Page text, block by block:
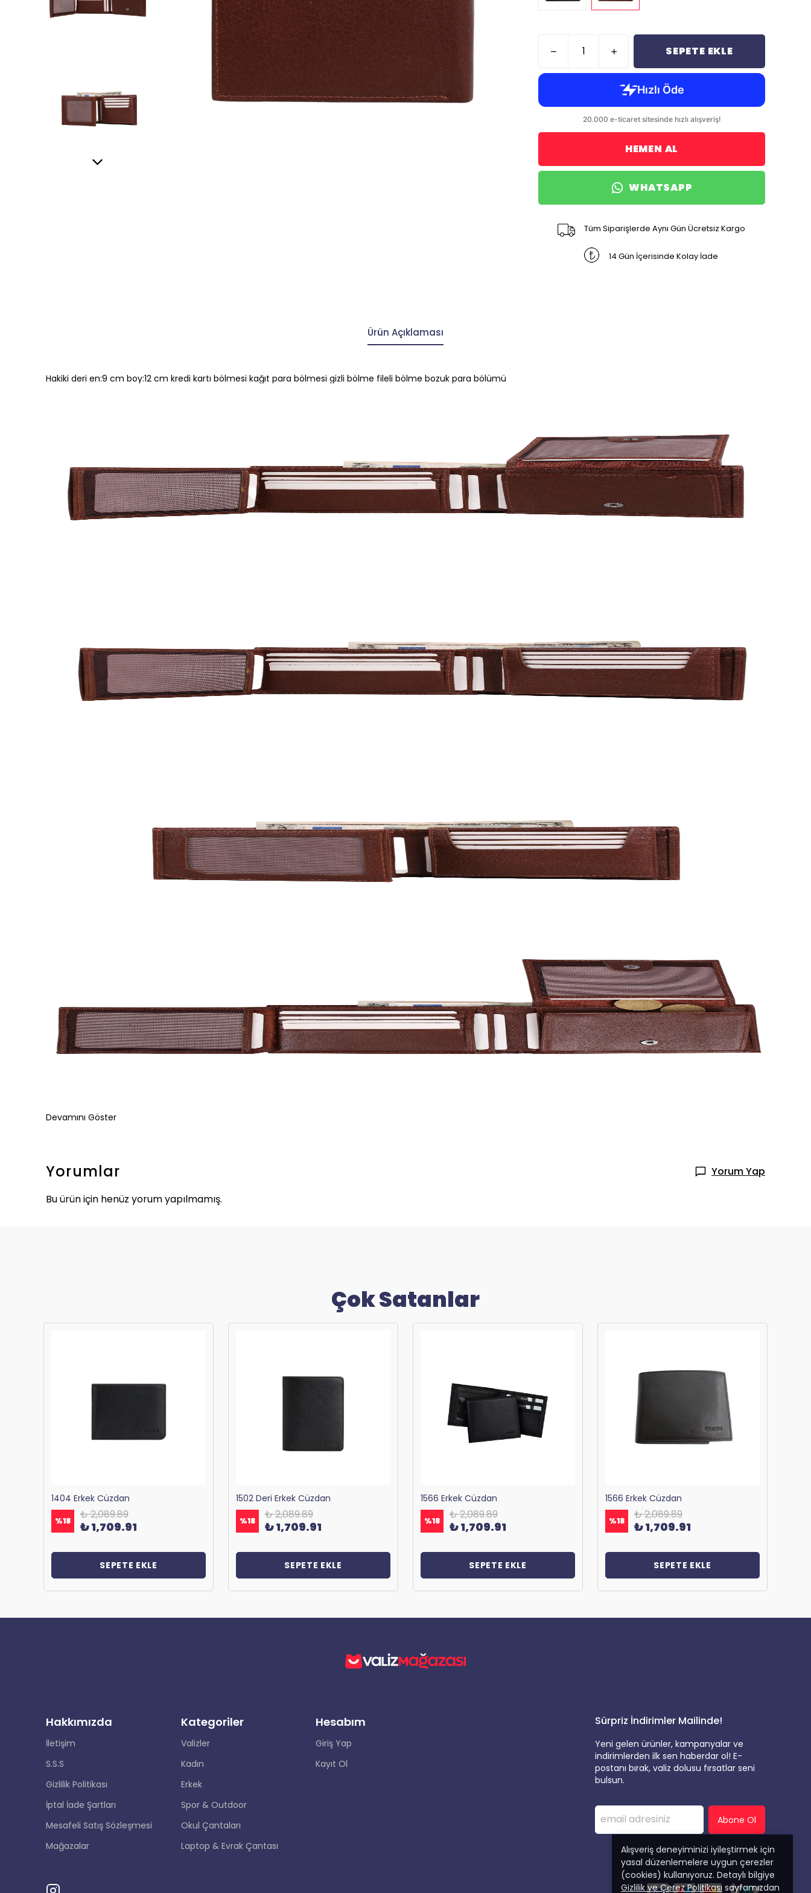
Alışveriş deneyiminizi iyileştirmek için
yasal düzenlemelere uygun çerezler
(cookies) kullanıyoruz. Detaylı bilgiye
Gizlilik ve Çerez Politikası sayfamızdan
SEPETE EKLE
HEMEN AL
WHATSAPP
Tüm Siparişlerde Aynı Gün Ücretsiz Kargo
14 Gün İçerisinde Kolay İade
Ürün Açıklaması
Hakiki deri en:9 cm boy:12 cm kredi kartı bölmesi kağıt para bölmesi gizli bölme fileli bölme bozuk para bölümü
Devamını Göster
Yorumlar
Yorum Yap
Bu ürün için henüz yorum yapılmamış.
Çok Satanlar
1404 Erkek Cüzdan
%18 ₺ 2,089.89
₺ 1,709.91
SEPETE EKLE
1502 Deri Erkek Cüzdan
%18 ₺ 2,089.89
₺ 1,709.91
SEPETE EKLE
1566 Erkek Cüzdan
%18 ₺ 2,089.89
₺ 1,709.91
SEPETE EKLE
1566 Erkek Cüzdan
%18 ₺ 2,089.89
₺ 1,709.91
SEPETE EKLE
Hakkımızda
İletişim
S.S.S
Gizlilik Politikası
İptal İade Şartları
Mesafeli Satış Sözleşmesi
Mağazalar
Kategoriler
Valizler
Kadın
Erkek
Spor & Outdoor
Okul Çantaları
Laptop & Evrak Çantası
Hesabım
Giriş Yap
Kayıt Ol
Sürpriz İndirimler Mailinde!
Yeni gelen ürünler, kampanyalar ve
indirimlerden ilk sen haberdar ol! E-
postanı bırak, valiz dolusu fırsatlar seni
bulsun.
Abone Ol